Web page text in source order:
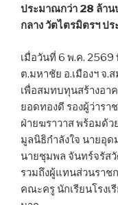
ประมาณกว่า 28 ล้าน
กลาง วัตไตรมิตรฯ ป
เมื่อวันที่ 6 พ.ค. 2569
ต.มหาชัย อ.เมืองฯ จ
เพื่อสมทบทุนสร้างอา
ยอดทองดี รองผู้ว่ารา
ฝ่ายฆราวาส พร้อมด้ว
มูลนิธิกำลังใจ นายอุ
นายชุมพล จันทร์จรัส
รวมถึงผู้แทนส่วนราช
คณะครู นักเรียนโรงเ